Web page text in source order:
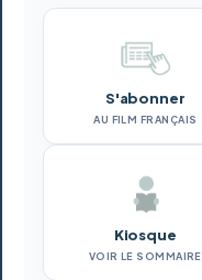
S'abonner
AU FILM FRANÇAIS
Kiosque
VOIR LE SOMMAIRE